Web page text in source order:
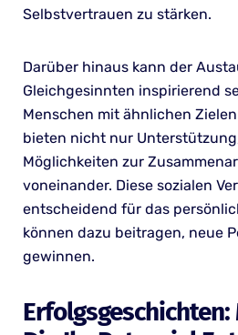
Selbstvertrauen zu stärken.
Darüber hinaus kann der
Gleichgesinnten inspirierend
Menschen mit ähnlichen
bieten nicht nur
Möglichkeiten zur
voneinander. Diese sozialen
entscheidend für das
können dazu beitragen, neue
gewinnen.
Erfolgsgeschichten: